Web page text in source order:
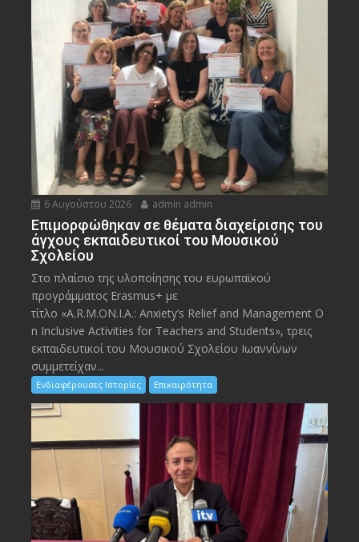
6 Αυγούστου 2026 admin admin
Eπιμορφώθηκαν σε θέματα διαχείρισης του
άγχους εκπαιδευτικοί του Μουσικού
Σχολείου
Στο πλαίσιο της υλοποίησης του ευρωπαϊκού
προγράμματος Erasmus+ με
τίτλο «A.R.M.ON.I.A.: Anxiety’s Relief and Management O
n Inclusive Activities for Teachers and Students», τρεις
εκπαιδευτικοί του Μουσικού Σχολείου Ιωαννίνων
συμμετείχαν...
Ενδιαφέρουσες Ιστορίες Επικαιρότητα